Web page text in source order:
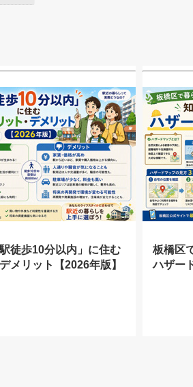
徒歩10分以内」に住む
メリット【2026年版】
板橋区
ハザー